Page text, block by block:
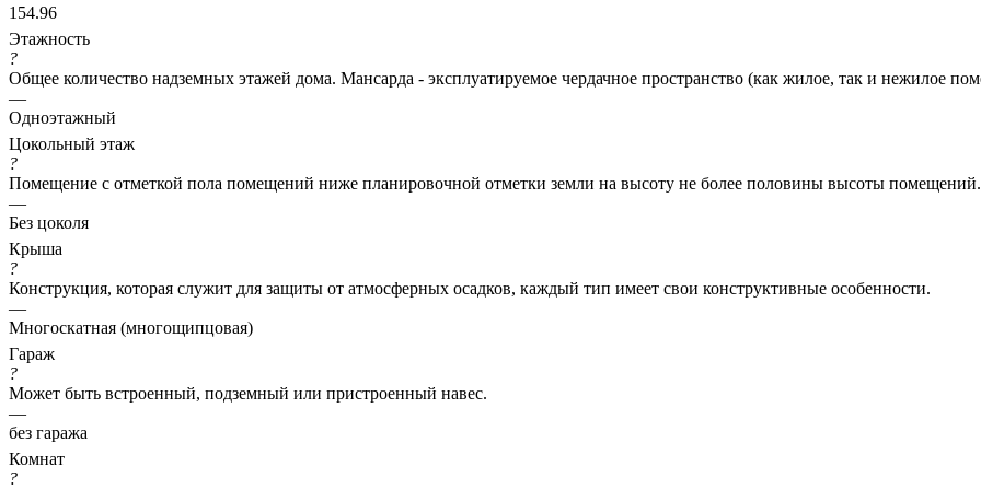
154.96
Этажность
?
Общее количество надземных этажей дома. Мансарда - эксплуатируемое чердачное пространство (как жилое, так и нежилое
—
Одноэтажный
Цокольный этаж
?
Помещение с отметкой пола помещений ниже планировочной отметки земли на высоту не более половины высоты помещений.
—
Без цоколя
Крыша
?
Конструкция, которая служит для защиты от атмосферных осадков, каждый тип имеет свои конструктивные особенности.
—
Многоскатная (многощипцовая)
Гараж
?
Может быть встроенный, подземный или пристроенный навес.
—
без гаража
Комнат
?